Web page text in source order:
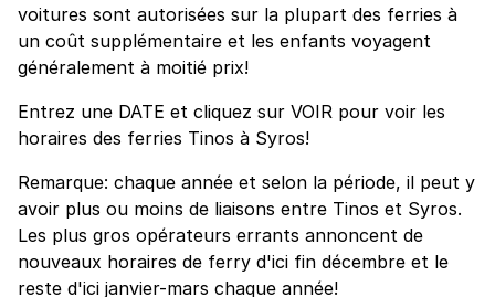
voitures sont autorisées sur la plupart des ferries à
un coût supplémentaire et les enfants voyagent
généralement à moitié prix!
Entrez une DATE et cliquez sur VOIR pour voir les
horaires des ferries Tinos à Syros!
Remarque: chaque année et selon la période, il peut y
avoir plus ou moins de liaisons entre Tinos et Syros.
Les plus gros opérateurs errants annoncent de
nouveaux horaires de ferry d'ici fin décembre et le
reste d'ici janvier-mars chaque année!